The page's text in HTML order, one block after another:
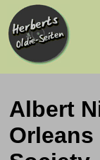
Albert
Orleans